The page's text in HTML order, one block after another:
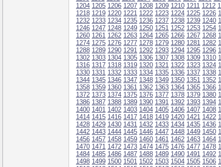
1204 1205 1206 1207 1208 1209 1210 1211 1212
1218 1219 1220 1221 1222 1223 1224 1225 1226
1232 1233 1234 1235 1236 1237 1238 1239 1240
1246 1247 1248 1249 1250 1251 1252 1253 1254
1260 1261 1262 1263 1264 1265 1266 1267 1268
1274 1275 1276 1277 1278 1279 1280 1281 1282
1288 1289 1290 1291 1292 1293 1294 1295 1296
1302 1303 1304 1305 1306 1307 1308 1309 1310
1316 1317 1318 1319 1320 1321 1322 1323 1324
1330 1331 1332 1333 1334 1335 1336 1337 1338
1344 1345 1346 1347 1348 1349 1350 1351 1352
1358 1359 1360 1361 1362 1363 1364 1365 1366
1372 1373 1374 1375 1376 1377 1378 1379 1380
1386 1387 1388 1389 1390 1391 1392 1393 1394
1400 1401 1402 1403 1404 1405 1406 1407 1408
1414 1415 1416 1417 1418 1419 1420 1421 1422
1428 1429 1430 1431 1432 1433 1434 1435 1436
1442 1443 1444 1445 1446 1447 1448 1449 1450
1456 1457 1458 1459 1460 1461 1462 1463 1464
1470 1471 1472 1473 1474 1475 1476 1477 1478
1484 1485 1486 1487 1488 1489 1490 1491 1492
1498 1499 1500 1501 1502 1503 1504 1505 1506